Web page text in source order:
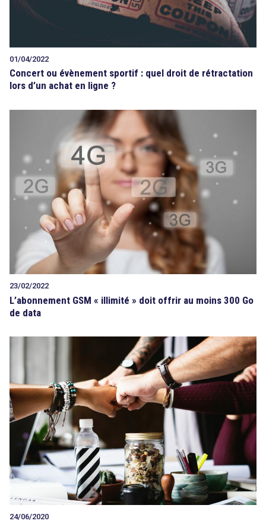
01/04/2022
Concert ou évènement sportif : quel droit de rétractation
lors d’un achat en ligne ?
23/02/2022
L’abonnement GSM « illimité » doit offrir au moins 300 Go
de data
24/06/2020